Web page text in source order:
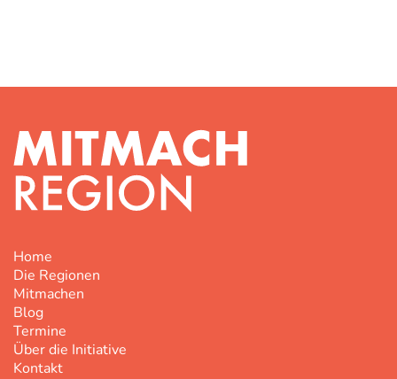
Home
Die Regionen
Mitmachen
Blog
Termine
Über die Initiative
Kontakt